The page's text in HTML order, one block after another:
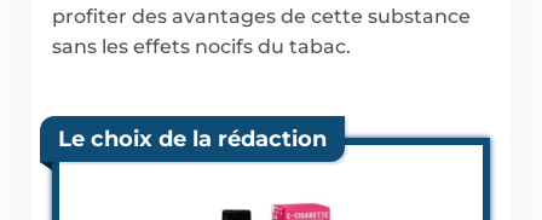
profiter des avantages de cette substance
sans les effets nocifs du tabac.
Le choix de la rédaction